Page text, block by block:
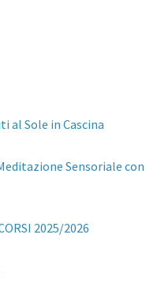
al Sole in Cascina
Sensoriale con
2025/2026